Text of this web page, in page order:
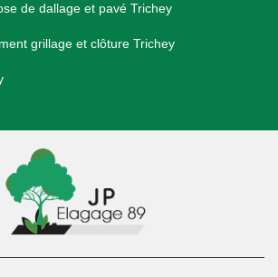
de dallage et pavé Trichey
grillage et clôture Trichey